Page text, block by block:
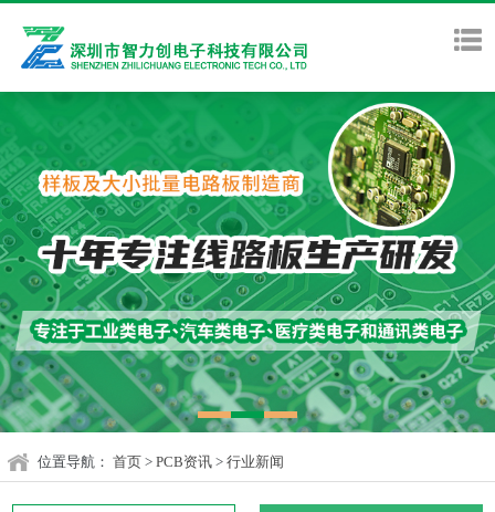
位置导航： 首页 > PCB资讯 > 行业新闻